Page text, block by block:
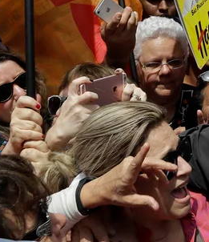
berlin
nord
wahrheit
verlag
verlag
veranstaltungen
shop